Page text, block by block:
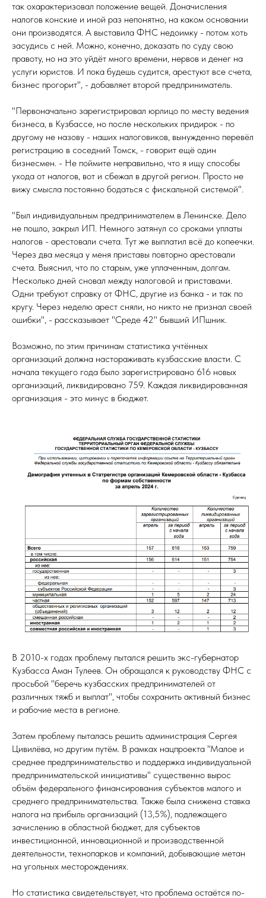
так охарактеризовал положение вещей. Доначисления
налогов конские и иной раз непонятно, на каком основании
они производятся. А выставила ФНС недоимку - потом хоть
засудись с ней. Можно, конечно, доказать по суду свою
правоту, но на это уйдёт много времени, нервов и денег на
услуги юристов. И пока будешь судится, арестуют все счета,
бизнес прогорит", - добавляет второй предприниматель.
"Первоначально зарегистрировал юрлицо по месту ведения
бизнеса, в Кузбассе, но после нескольких придирок - по
другому не назову - наших налоговиков, вынужденно перевёл
регистрацию в соседний Томск, - говорит ещё один
бизнесмен. - Не поймите неправильно, что я ищу способы
ухода от налогов, вот и сбежал в другой регион. Просто не
вижу смысла постоянно бодаться с фискальной системой".
"Был индивидуальным предпринимателем в Ленинске. Дело
не пошло, закрыл ИП. Немного затянул со сроками уплаты
налогов - арестовали счета. Тут же выплатил всё до копеечки.
Через два месяца у меня приставы повторно арестовали
счета. Выяснил, что по старым, уже уплаченным, долгам.
Несколько дней сновал между налоговой и приставами.
Одни требуют справку от ФНС, другие из банка - и так по
кругу. Через неделю арест сняли, но никто не признал своей
ошибки", - рассказывает "Среде 42" бывший ИПшник.
Возможно, по этим причинам статистика учтённых
организаций должна настораживать кузбасские власти. С
начала текущего года было зарегистрировано 616 новых
организаций, ликвидировано 759. Каждая ликвидированная
организация - это минус в бюджет.
В 2010-х годах проблему пытался решить экс-губернатор
Кузбасса Аман Тулеев. Он обращался к руководству ФНС с
просьбой "беречь кузбасских предпринимателей от
различных тяжб и выплат", чтобы сохранить активный бизнес
и рабочие места в регионе.
Затем проблему пыталась решить администрация Сергея
Цивилёва, но другим путём. В рамках нацпроекта "Малое и
среднее предпринимательство и поддержка индивидуальной
предпринимательской инициативы" существенно вырос
объём федерального финансирования субъектов малого и
среднего предпринимательства. Также была снижена ставка
налога на прибыль организаций (13,5%), подлежащего
зачислению в областной бюджет, для субъектов
инвестиционной, инновационной и производственной
деятельности, технопарков и компаний, добывающие метан
на угольных месторождениях.
Но статистика свидетельствует, что проблема остаётся по-